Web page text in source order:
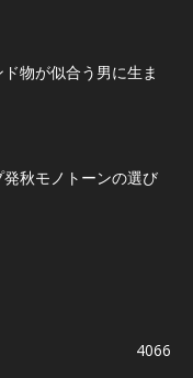
物が似合う男に生ま
秋モノトーンの選び
4066